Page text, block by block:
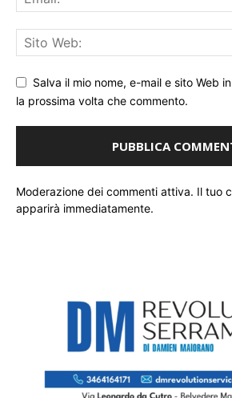
Salva il mio nome, e-mail e sito Web
la prossima volta che commento.
Moderazione dei commenti attiva. Il tuo
apparirà immediatamente.